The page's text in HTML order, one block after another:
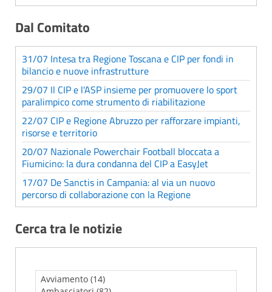
Dal Comitato
31/07 Intesa tra Regione Toscana e CIP per fondi in
bilancio e nuove infrastrutture
29/07 Il CIP e l'ASP insieme per promuovere lo sport
paralimpico come strumento di riabilitazione
22/07 CIP e Regione Abruzzo per rafforzare impianti,
risorse e territorio
20/07 Nazionale Powerchair Football bloccata a
Fiumicino: la dura condanna del CIP a EasyJet
17/07 De Sanctis in Campania: al via un nuovo
percorso di collaborazione con la Regione
Cerca tra le notizie